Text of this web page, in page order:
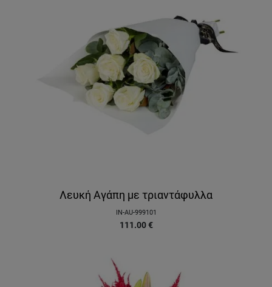
Λευκή Αγάπη με τριαντάφυλλα
IN-AU-999101
111.00 €